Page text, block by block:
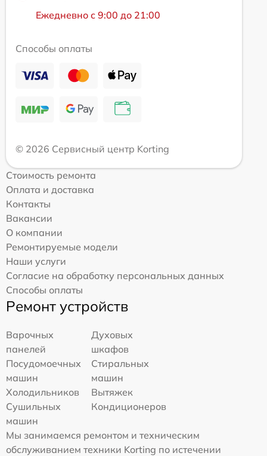
Ежедневно с 9:00 до 21:00
Способы оплаты
© 2026 Сервисный центр Korting
Стоимость ремонта
Оплата и доставка
Контакты
Вакансии
О компании
Ремонтируемые модели
Наши услуги
Согласие на обработку персональных данных
Способы оплаты
Ремонт устройств
Варочных
панелей
Духовых
шкафов
Посудомоечных
машин
Стиральных
машин
Холодильников
Вытяжек
Сушильных
машин
Кондиционеров
Мы занимаемся ремонтом и техническим
обслуживанием техники Korting по истечении